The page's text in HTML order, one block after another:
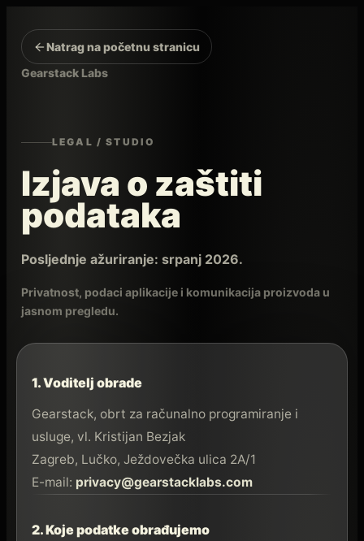
Natrag na početnu stranicu
Gearstack Labs
LEGAL / STUDIO
Izjava o zaštiti
podataka
Posljednje ažuriranje: srpanj 2026.
Privatnost, podaci aplikacije i komunikacija proizvoda u
jasnom pregledu.
1. Voditelj obrade
Gearstack, obrt za računalno programiranje i
usluge, vl. Kristijan Bezjak
Zagreb, Lučko, Ježdovečka ulica 2A/1
E-mail: privacy@gearstacklabs.com
2. Koje podatke obrađujemo